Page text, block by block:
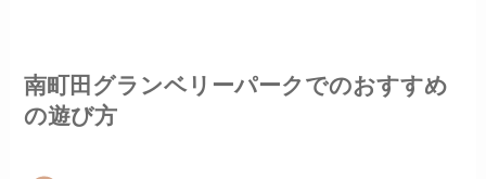
南町田グランベリーパークでのおすすめ
の遊び方